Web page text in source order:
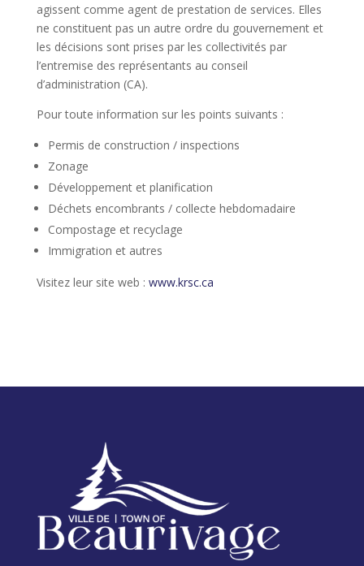
agissent comme agent de prestation de services. Elles
ne constituent pas un autre ordre du gouvernement et
les décisions sont prises par les collectivités par
l’entremise des représentants au conseil
d’administration (CA).
Pour toute information sur les points suivants :
Permis de construction / inspections
Zonage
Développement et planification
Déchets encombrants / collecte hebdomadaire
Compostage et recyclage
Immigration et autres
Visitez leur site web : www.krsc.ca